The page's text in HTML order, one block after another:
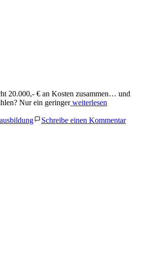
20.000,- € an Kosten zusammen… und
Nur ein geringer„Was
eine
weiterlesen
Schreibe einen Kommentarzu